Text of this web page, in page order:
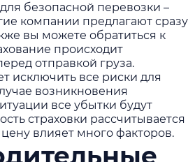
безопасной перевозки –
компании предлагают сразу
вы можете обратиться к
происходит
отправкой груза.
исключить все риски для
возникновения
все убытки будут
страховки рассчитывается
влияет много факторов.